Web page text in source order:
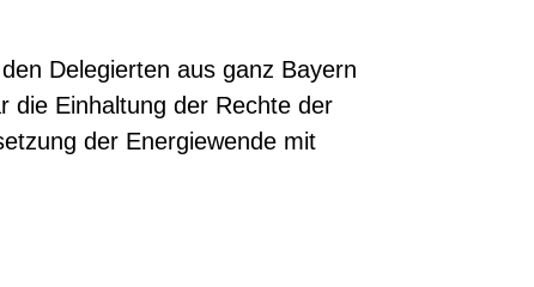
Delegierten aus ganz Bayern
die Einhaltung der Rechte der
der Energiewende mit